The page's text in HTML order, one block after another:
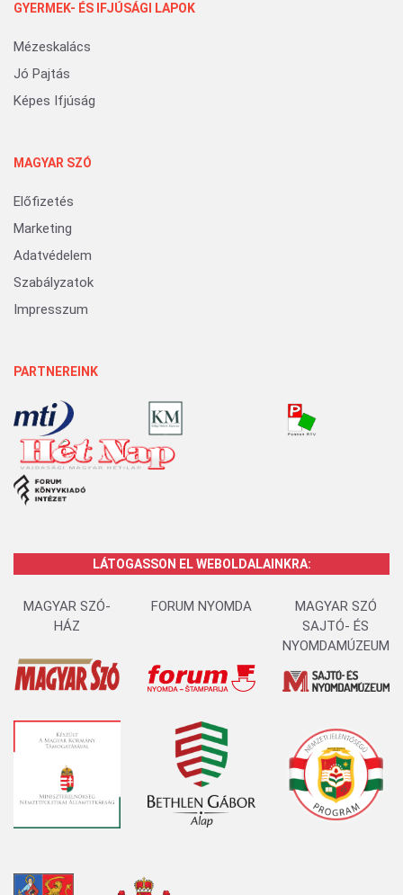
GYERMEK- ÉS IFJÚSÁGI LAPOK
Mézeskalács
Jó Pajtás
Képes Ifjúság
MAGYAR SZÓ
Előfizetés
Marketing
Adatvédelem
Szabályzatok
Impresszum
PARTNEREINK
LÁTOGASSON EL WEBOLDALAINKRA:
MAGYAR SZÓ-
HÁZ
FORUM NYOMDA
MAGYAR SZÓ
SAJTÓ- ÉS
NYOMDAMÚZEUM